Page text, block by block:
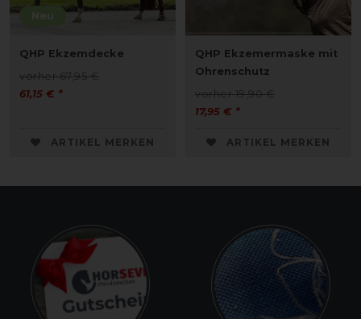
Neu
QHP Ekzemdecke
vorher 67,95 €
61,15 € *
ARTIKEL MERKEN
QHP Ekzemermaske mit
Ohrenschutz
vorher 19,90 €
17,95 € *
ARTIKEL MERKEN